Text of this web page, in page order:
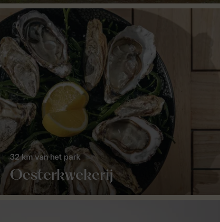
Oesterkwekerij
32 km van het park